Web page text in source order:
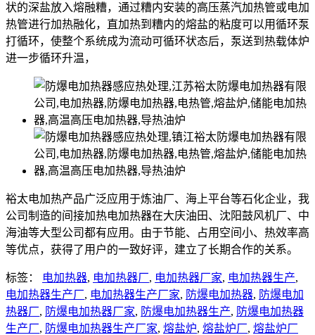
状的深盐放入熔融糟，通过糟内安装的高压蒸汽加热管或电加
热管进行加热融化，直加热到糟内的熔盐的粘度可以用循环泵
打循环，使整个系统成为流动可循环状态后，泵送到热载体炉
进一步循环升温，
裕太电加热产品广泛应用于炼油厂、海上平台等石化企业，我
公司制造的间接加热电加热器在大庆油田、沈阳鼓风机厂、中
海油等大型公司都有应用。由于节能、占用空间小、热效率高
等优点，获得了用户的一致好评，建立了长期合作的关系。
标签： 电加热器, 电加热器厂, 电加热器厂家, 电加热器生产,
电加热器生产厂, 电加热器生产厂家, 防爆电加热器, 防爆电加
热器厂, 防爆电加热器厂家, 防爆电加热器生产, 防爆电加热器
生产厂, 防爆电加热器生产厂家, 熔盐炉, 熔盐炉厂, 熔盐炉厂